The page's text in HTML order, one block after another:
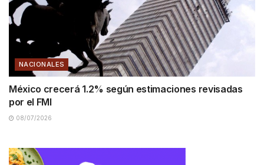
NACIONALES
México crecerá 1.2% según estimaciones revisadas
por el FMI
08/07/2026